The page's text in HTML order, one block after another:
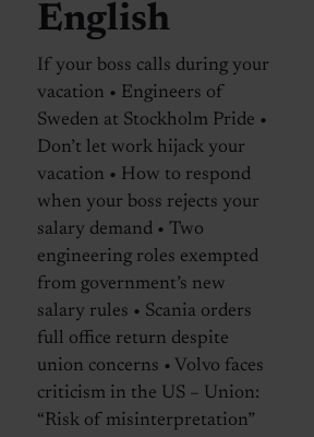
English
If your boss calls during your
vacation • Engineers of
Sweden at Stockholm Pride •
Don’t let work hijack your
vacation • How to respond
when your boss rejects your
salary demand • Two
engineering roles exempted
from government’s new
salary rules • Scania orders
full office return despite
union concerns • Volvo faces
criticism in the US – Union:
“Risk of misinterpretation”